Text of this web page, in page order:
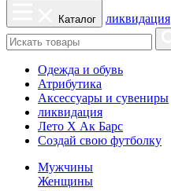
Каталог ликвидация
Одежда и обувь
Атрибутика
Аксессуары и сувениры
ликвидация
Лето Х Ак Барс
Создай свою футболку
Мужчины
Женщины